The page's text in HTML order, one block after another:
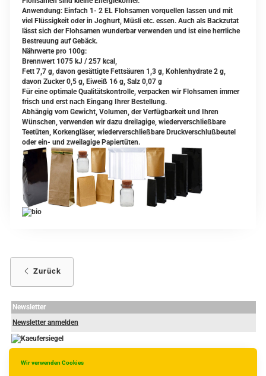
Wir verwenden Cookies
Anwendung: Einfach 1- 2 EL Flohsamen vorquellen lassen und mit
viel Flüssigkeit oder in Joghurt, Müsli etc. essen. Auch als Backzutat
lässt sich der Flohsamen wunderbar verwenden und ist eine herrliche
Bestreuung auf Gebäck.
Nährwerte pro 100g:
Brennwert 1075 kJ / 257 kcal,
Fett 7,7 g, davon gesättigte Fettsäuren 1,3 g, Kohlenhydrate 2 g,
davon Zucker 0,5 g, Eiweiß 16 g, Salz 0,07 g
Für eine optimale Qualitätskontrolle, verpacken wir Flohsamen immer
frisch und erst nach Eingang Ihrer Bestellung.
Abhängig vom Gewicht, Volumen, der Verfügbarkeit und Ihren
Wünschen, verwenden wir dazu dreilagige, wiederverschließbare
Teetüten, Korkengläser, wiederverschließbare Druckverschlußbeutel
oder ein- und zweilagige Papiertüten.
Zurück
Newsletter
Newsletter anmelden